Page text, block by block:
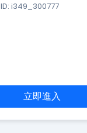
ID: i349_300777
立即進入